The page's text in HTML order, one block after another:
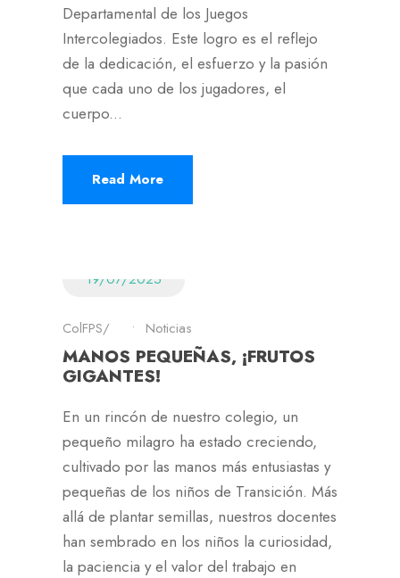
Departamental de los Juegos
Intercolegiados. Este logro es el reflejo
de la dedicación, el esfuerzo y la pasión
que cada uno de los jugadores, el
cuerpo...
Read More
19/07/2025
ColFPS • Noticias
MANOS PEQUEÑAS, ¡FRUTOS
GIGANTES!
En un rincón de nuestro colegio, un
pequeño milagro ha estado creciendo,
cultivado por las manos más entusiastas y
pequeñas de los niños de Transición. Más
allá de plantar semillas, nuestros docentes
han sembrado en los niños la curiosidad,
la paciencia y el valor del trabajo en